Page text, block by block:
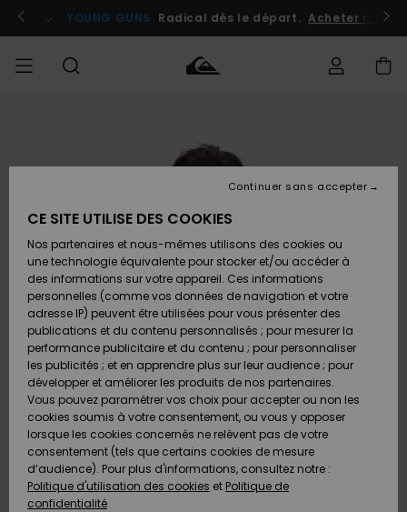
l'information
le
Se connecter / s'inscrire
YOUNG GUNS Radical dès le départ. Acheter
Chaussures
& Tongs
Surf
Snow
Nouveautés
Chaussures
& Tongs
Surf
Snow
Nouveautés
FEMME
A
Découvrir
Snow
SURF
Homme
Surf
Shop
Enfant
Highlights
Communauté
SNOW
Homme
Snow
Shop
Enfant
Snow
Shop
Femme
A
Découvrir
Communauté
OUTLET
Enfant
Outlet
Femme
AIDE &
CONTACT
commande
Retours
Paiement
Carte
Cadeau
Quiksilver
Freedom
Protection
des
MAGASINS
CE SITE UTILISE DES COOKIES
Nos partenaires et nous-mêmes utilisons des cookies ou
une technologie équivalente pour stocker et/ou accéder à
des informations sur votre appareil. Ces informations
personnelles (comme vos données de navigation et votre
adresse IP) peuvent être utilisées pour vous présenter des
publications et du contenu personnalisés ; pour mesurer la
performance publicitaire et du contenu ; pour personnaliser
les publicités ; et en apprendre plus sur leur audience ; pour
développer et améliorer les produits de nos partenaires.
Vous pouvez paramétrer vos choix pour accepter ou non les
cookies soumis à votre consentement, ou vous y opposer
lorsque les cookies concernés ne relèvent pas de votre
consentement (tels que certains cookies de mesure
d’audience). Pour plus d'informations, consultez notre :
Politique d'utilisation des cookies et Politique de
confidentialité
Continuer sans accepter